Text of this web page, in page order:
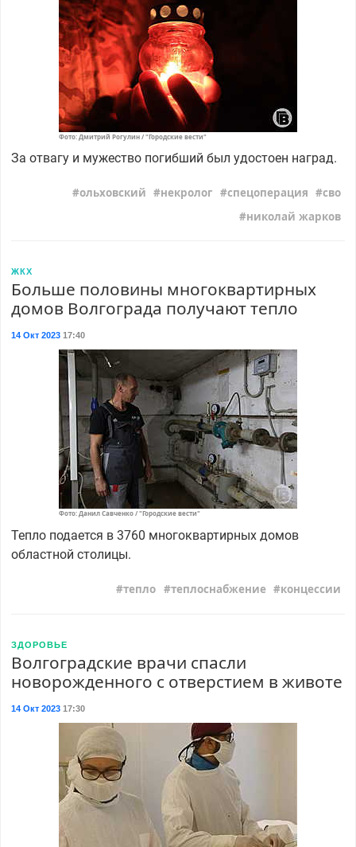
Фото: Дмитрий Рогулин / "Городские вести"
За отвагу и мужество погибший был удостоен наград.
ольховский некролог спецоперация
сво
николай жарков
ЖКХ
Больше половины многоквартирных
домов Волгограда получают тепло
14 Окт 202317:40
Фото: Данил Савченко / "Городские вести"
Тепло подается в 3760 многоквартирных домов
областной столицы.
тепло теплоснабжение концессии
ЗДОРОВЬЕ
Волгоградские врачи спасли
новорожденного с отверстием в животе
14 Окт 202317:30